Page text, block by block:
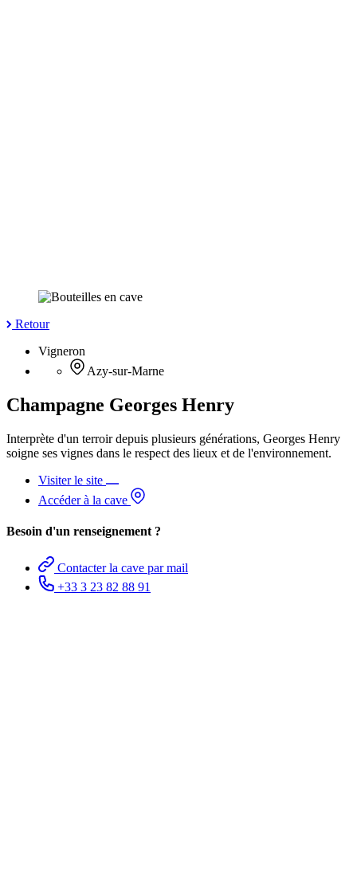
Retour
Vigneron
Azy-sur-Marne
Champagne Georges Henry
Interprète d'un terroir depuis plusieurs générations, Georges Henry
soigne ses vignes dans le respect des lieux et de l'environnement.
Visiter le site
Accéder à la cave
Besoin d'un renseignement ?
Contacter la cave par mail
+33 3 23 82 88 91